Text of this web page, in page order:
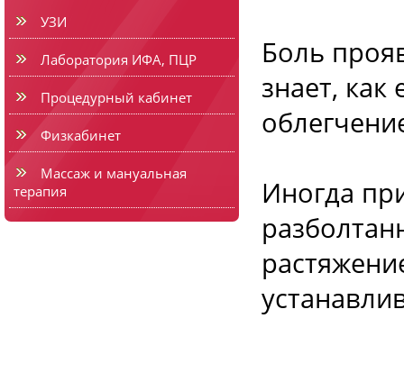
УЗИ
Лаборатория ИФА, ПЦР
Процедурный кабинет
Физкабинет
Массаж и мануальная
терапия
Боль
знает, как
Иногда